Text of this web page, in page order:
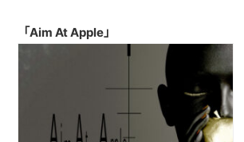
GOODS
「Aim At Apple」